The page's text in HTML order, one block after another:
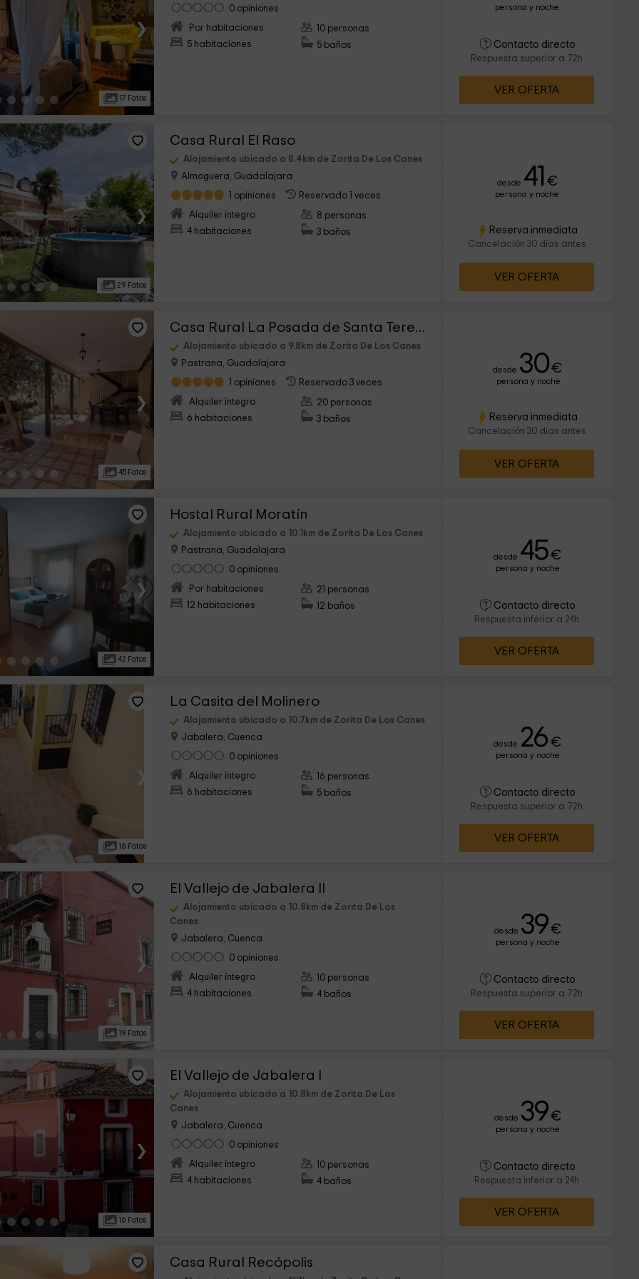
›
17 Fotos
0 opiniones
Por habitaciones
5 habitaciones
10 personas
5 baños
persona y noche
Contacto directo
Respuesta superior a 72h
VER OFERTA
›
29 Fotos
Casa Rural El Raso
Alojamiento ubicado a 8.4km de Zorita De Los Canes
Almoguera, Guadalajara
1 opiniones
Reservado 1 veces
Alquiler íntegro
4 habitaciones
8 personas
3 baños
desde 41 €
persona y noche
Reserva inmediata
Cancelación 30 días antes
VER OFERTA
›
45 Fotos
Casa Rural La Posada de Santa Teresa
Alojamiento ubicado a 9.8km de Zorita De Los Canes
Pastrana, Guadalajara
1 opiniones
Reservado 3 veces
Alquiler íntegro
6 habitaciones
20 personas
3 baños
desde 30€
persona y noche
Reserva inmediata
Cancelación 30 días antes
VER OFERTA
›
42 Fotos
Hostal Rural Moratín
Alojamiento ubicado a 10.1km de Zorita De Los Canes
Pastrana, Guadalajara
0 opiniones
Por habitaciones
12 habitaciones
21 personas
12 baños
desde 45€
persona y noche
Contacto directo
Respuesta inferior a 24h
VER OFERTA
›
16 Fotos
La Casita del Molinero
Alojamiento ubicado a 10.7km de Zorita De Los Canes
Jabalera, Cuenca
0 opiniones
Alquiler íntegro
6 habitaciones
16 personas
5 baños
desde 26 €
persona y noche
Contacto directo
Respuesta superior a 72h
VER OFERTA
›
19 Fotos
El Vallejo de Jabalera II
Alojamiento ubicado a 10.8km de Zorita De Los
Canes
Jabalera, Cuenca
0 opiniones
Alquiler íntegro
4 habitaciones
10 personas
4 baños
desde 39€
persona y noche
Contacto directo
Respuesta superior a 72h
VER OFERTA
›
16 Fotos
El Vallejo de Jabalera I
Alojamiento ubicado a 10.8km de Zorita De Los
Canes
Jabalera, Cuenca
0 opiniones
Alquiler íntegro
4 habitaciones
10 personas
4 baños
desde 39€
persona y noche
Contacto directo
Respuesta inferior a 24h
VER OFERTA
Casa Rural Recópolis